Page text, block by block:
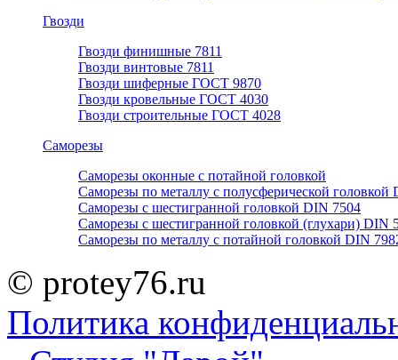
Гвозди
Гвозди финишные 7811
Гвозди винтовые 7811
Гвозди шиферные ГОСТ 9870
Гвозди кровельные ГОСТ 4030
Гвозди строительные ГОСТ 4028
Саморезы
Саморезы оконные с потайной головкой
Саморезы по металлу с полусферической головкой
Саморезы с шестигранной головкой DIN 7504
Саморезы с шестигранной головкой (глухари) DIN
Саморезы по металлу с потайной головкой DIN
© protey76.ru
Политика